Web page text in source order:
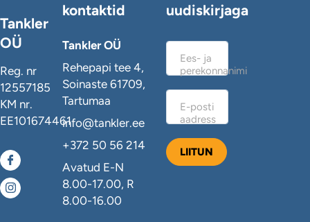
Tankler
OÜ
Reg. nr
12557185
KM nr.
EE101674461
kontaktid
Tankler OÜ
Rehepapi tee 4,
Soinaste 61709,
Tartumaa
info@tankler.ee
+372 50 56 214
Avatud E-N
8.00-17.00, R
8.00-16.00
uudiskirjaga
Ees- ja
perekonnanimi
E-posti
aadress